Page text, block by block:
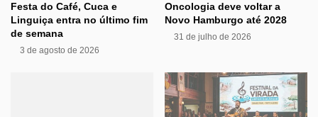
Festa do Café, Cuca e
Linguiça entra no último fim
de semana
3 de agosto de 2026
Oncologia deve voltar a
Novo Hamburgo até 2028
31 de julho de 2026